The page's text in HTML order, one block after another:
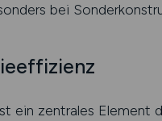
bei
ein zentrales Element